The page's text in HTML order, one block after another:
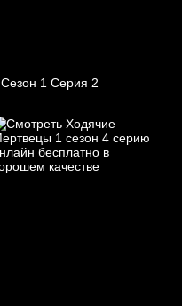
Сезон 1 Серия 2